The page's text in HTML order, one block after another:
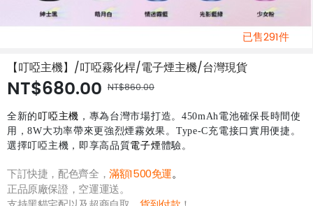
已售291件
【叮啞主機】/叮啞霧化桿/電子煙主機/台灣現貨
NT$680.00 NT$860.00
全新的 叮啞主機 ，專為台灣市場打造。450mAh電池確保長時間使
用，8W大功率帶來更強烈煙霧效果。Type-C充電接口實用便捷。
選擇叮啞主機，即享高品質電子煙體驗。
下訂快捷，配色齊全，滿額1500免運。
正品原廠保證，空運運送。